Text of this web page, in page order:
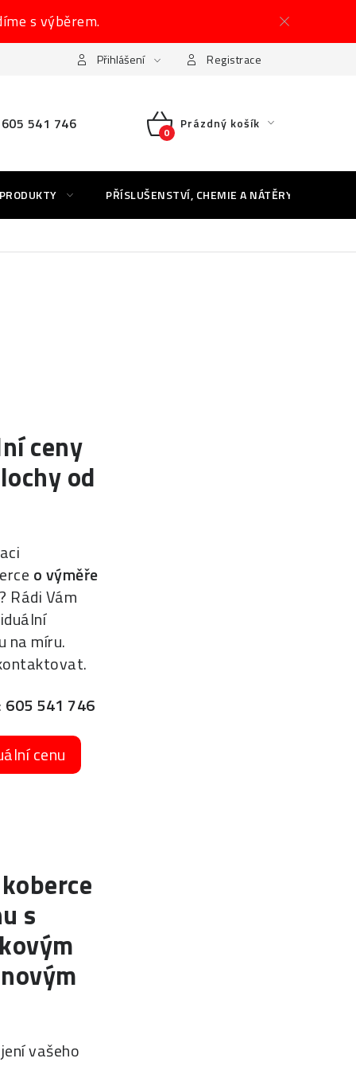
s výběrem.
Přihlášení Registrace
541 746
NÁKUPNÍ
Prázdný košík
PŘÍSLUŠENSTVÍ, CHEMIE A NÁTĚRY
ceny
od
o výměře
Rádi Vám
na míru.
605 541 746
cenu
s
vašeho